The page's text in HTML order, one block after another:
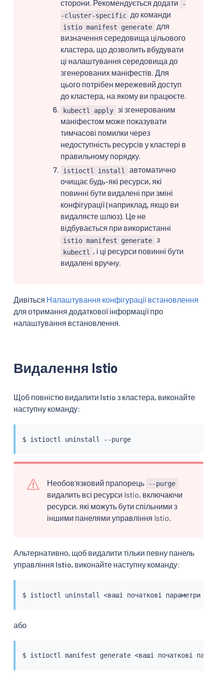
сторони. Рекомендується додати
-
-cluster-specific до команди
istio manifest generate
для
визначення середовища цільового
кластера, що дозволить вбудувати
ці налаштування середовища до
згенерованих маніфестів. Для
цього потрібен мережевий доступ
до кластера, на якому ви працюєте.
kubectl apply зі згенерованим
маніфестом може показувати
тимчасові помилки через
недоступність ресурсів у кластері в
правильному порядку.
istioctl install
автоматично
очищає будь-які ресурси, які
повинні бути видалені при зміні
конфігурації (наприклад, якщо ви
видаляєте шлюз). Це не
відбувається при використанні
istio manifest generate з
kubectl
, і ці ресурси повинні бути
видалені вручну.
Дивіться Налаштування конфігурації встановлення
для отримання додаткової інформації про
налаштування встановлення.
Видалення Istio
Щоб повністю видалити Istio з кластера, виконайте
наступну команду:
$ istioctl uninstall --purge
Необовʼязковий прапорець --purge
видалить всі ресурси Istio, включаючи
ресурси, які можуть бути спільними з
іншими панелями управління Istio.
Альтернативно, щоб видалити тільки певну панель
управління Istio, виконайте наступну команду:
$ istioctl uninstall <ваші початкові параметри
або
$ istioctl manifest generate <ваші початкові